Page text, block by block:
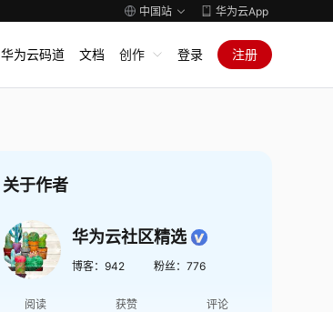
中国站 华为云App
华为云码道 文档 创作 登录 注册
关于作者
华为云社区精选
博客： 942 粉丝： 776
阅读 获赞 评论